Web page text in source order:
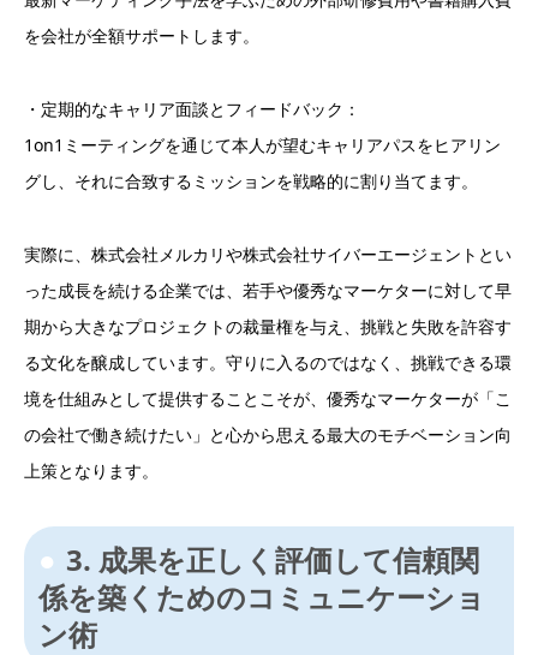
を会社が全額サポートします。
・定期的なキャリア面談とフィードバック：
1on1ミーティングを通じて本人が望むキャリアパスをヒアリン
グし、それに合致するミッションを戦略的に割り当てます。
実際に、株式会社メルカリや株式会社サイバーエージェントとい
った成長を続ける企業では、若手や優秀なマーケターに対して早
期から大きなプロジェクトの裁量権を与え、挑戦と失敗を許容す
る文化を醸成しています。守りに入るのではなく、挑戦できる環
境を仕組みとして提供することこそが、優秀なマーケターが「こ
の会社で働き続けたい」と心から思える最大のモチベーション向
上策となります。
3. 成果を正しく評価して信頼関
係を築くためのコミュニケーショ
ン術